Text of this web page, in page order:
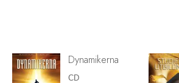
Dynamikerna
CD